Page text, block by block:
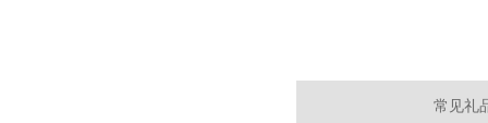
常见礼